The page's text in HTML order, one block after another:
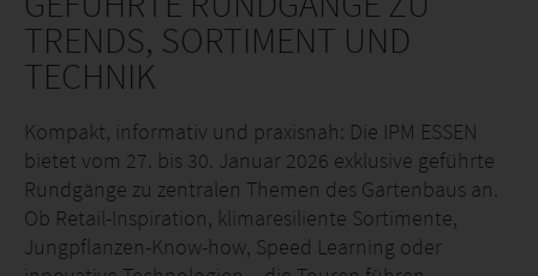
TRENDS, SORTIMENT UND
TECHNIK
Kompakt, informativ und praxisnah: Die IPM ESSEN
bietet vom 27. bis 30. Januar 2026 exklusive geführte
Rundgänge zu zentralen Themen des Gartenbaus an.
Ob Retail-Inspiration, klimaresiliente Sortimente,
Jungpflanzen-Know-how, Speed Learning oder